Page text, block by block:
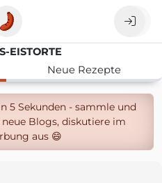
EISTORTE
Neue Rezepte
5 Sekunden - sammle und
Blogs, diskutiere im
aus 😄